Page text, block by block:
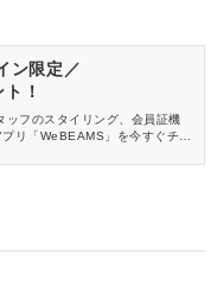
ン限定／
！
ッフのスタイリング、会員証機
リ「WeBEAMS」を今すぐチェ